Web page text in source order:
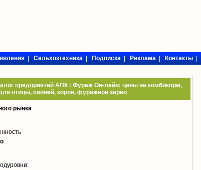
|Сельхозтехника|Подписка|Реклама|Контакты
предприятий АПК : Фураж Он-лайн: цены на комбикорм,
птицы, свиней, коров, фуражное зерно
рынка